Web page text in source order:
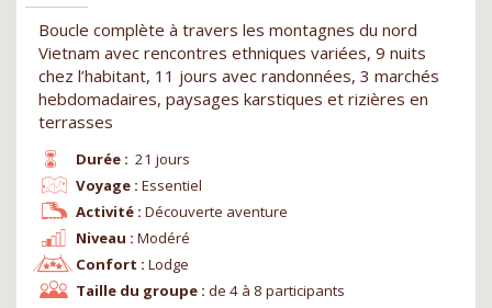
Boucle complète à travers les montagnes du nord
Vietnam avec rencontres ethniques variées, 9 nuits
chez l’habitant, 11 jours avec randonnées, 3 marchés
hebdomadaires, paysages karstiques et rizières en
terrasses
Durée : 21 jours
Niveau : Modéré
Voyage : Essentiel
Confort : Lodge
Activité : Découverte aventure
Taille du groupe : de 4 à 8 participants